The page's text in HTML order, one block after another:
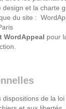
design et la charte
du site :
WordAppeal pour
dispositions de la